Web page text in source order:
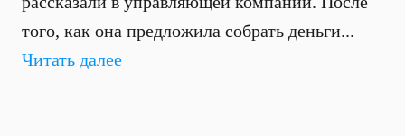
того, как она предложила собрать деньги...
Читать далее